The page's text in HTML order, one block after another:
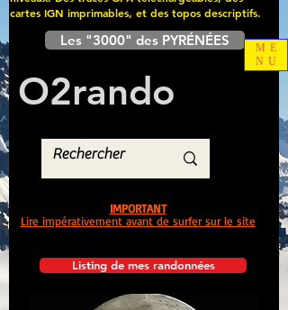
cartes IGN imprimables, et des topos descriptifs.
Les "3000" des PYRÉNÉES
O2rando
Listing de mes randonnées
IMPORTANT
Lire impérativement avant de surfer sur le site
ME
NU